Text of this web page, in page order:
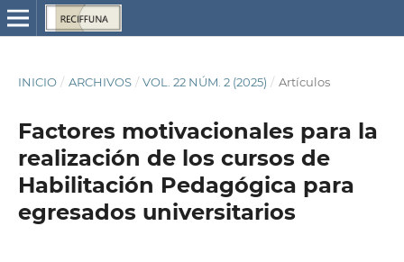
INICIO / ARCHIVOS / VOL. 22 NÚM. 2 (2025) / Artículos
Factores motivacionales para la
realización de los cursos de
Habilitación Pedagógica para
egresados universitarios